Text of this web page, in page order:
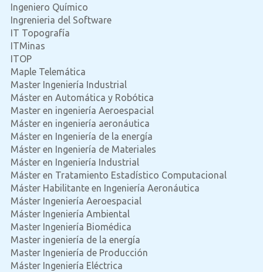
Ingeniero Químico
Ingrenieria del Software
IT Topografía
ITMinas
ITOP
Maple Telemática
Master Ingeniería Industrial
Máster en Automática y Robótica
Master en ingeniería Aeroespacial
Máster en ingeniería aeronáutica
Máster en Ingeniería de la energía
Máster en Ingeniería de Materiales
Máster en Ingeniería Industrial
Máster en Tratamiento Estadístico Computacional
Máster Habilitante en Ingeniería Aeronáutica
Máster Ingeniería Aeroespacial
Máster Ingeniería Ambiental
Master Ingeniería Biomédica
Master ingeniería de la energía
Master Ingeniería de Producción
Máster Ingeniería Eléctrica